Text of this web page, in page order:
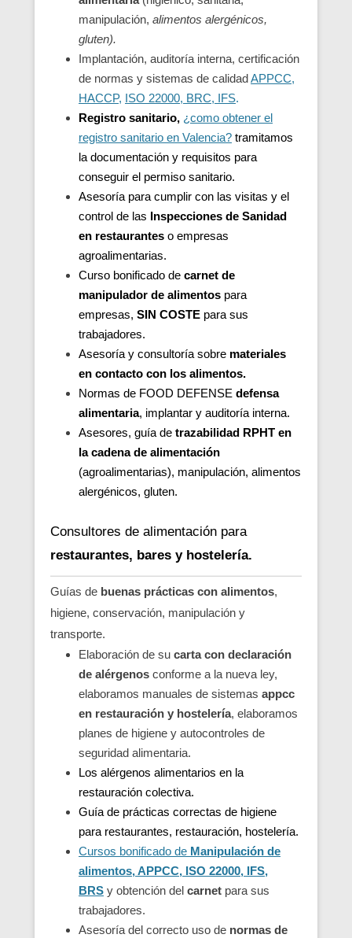
manipulación, alimentos alergénicos,
gluten).
Implantación, auditoría interna, certificación
de normas y sistemas de calidadAPPCC,
HACCP, ISO 22000, BRC, IFS.
Registro sanitario, ¿como obtener el
registro sanitario en Valencia? tramitamos
la documentación y requisitos para
conseguir el permiso sanitario.
Asesoría para cumplir con las visitas y el
control de las Inspecciones de Sanidad
en restaurantes o empresas
agroalimentarias.
Curso bonificado de carnet de
manipulador de alimentos para
empresas, SIN COSTE para sus
trabajadores.
Asesoría y consultoría sobre materiales
en contacto con los alimentos.
Normas de FOOD DEFENSE defensa
alimentaria, implantar y auditoría interna.
Asesores, guía de trazabilidad RPHT en
la cadena de alimentación
(agroalimentarias), manipulación, alimentos
alergénicos, gluten.
Consultores de alimentación para
restaurantes, bares y hostelería.
Guías de buenas prácticas con alimentos,
higiene, conservación, manipulación y
transporte.
Elaboración de su carta con declaración
de alérgenos conforme a la nueva ley,
elaboramos manuales de sistemas appcc
en restauración y hostelería, elaboramos
planes de higiene y autocontroles de
seguridad alimentaria.
Los alérgenos alimentarios en la
restauración colectiva.
Guía de prácticas correctas de higiene
para restaurantes, restauración, hostelería.
Cursos bonificado de Manipulación de
alimentos, APPCC, ISO 22000, IFS,
BRS y obtención del carnet para sus
trabajadores.
Asesoría del correcto uso de normas de